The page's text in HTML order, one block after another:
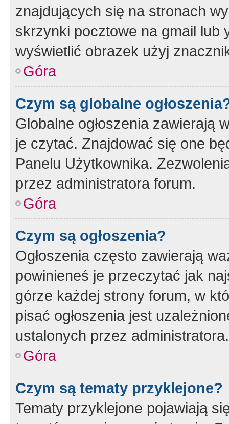
znajdujących się na stronach
skrzynki pocztowe na gmail lub
wyświetlić obrazek użyj
Góra
Czym są globalne
Globalne ogłoszenia zawierają
je czytać. Znajdować się one
Panelu Użytkownika.
przez administratora forum.
Góra
Czym są ogłoszenia?
Ogłoszenia często zawierają
powinieneś je przeczytać jak
górze każdej strony forum, w
pisać ogłoszenia jest
ustalonych przez administratora.
Góra
Czym są tematy przyklejone?
Tematy przyklejone pojawiają